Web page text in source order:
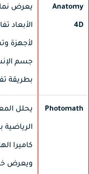
يعرض نماذج
الأبعاد
لأجهزة
جسم
بطريقة
يحلل
الرياضية
كاميرا
ويعرض